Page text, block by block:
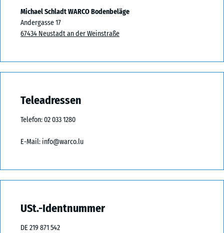
Michael Schladt WARCO Bodenbeläge
Andergasse 17
67434 Neustadt an der Weinstraße
Teleadressen
Telefon: 02 033 1280‬
E-Mail: info@warco.lu
USt.-Identnummer
DE 219 871 542